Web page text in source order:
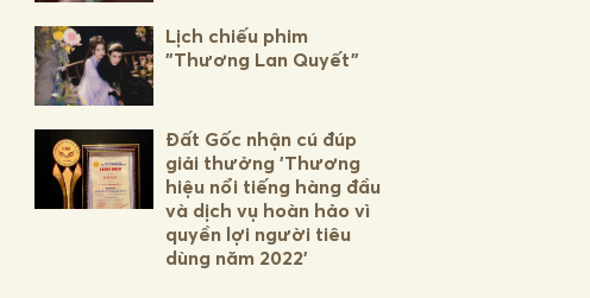
Lịch chiếu phim
"Thương Lan Quyết"
Đất Gốc nhận cú đúp
giải thưởng 'Thương
hiệu nổi tiếng hàng đầu
và dịch vụ hoàn hảo vì
quyền lợi người tiêu
dùng năm 2022'